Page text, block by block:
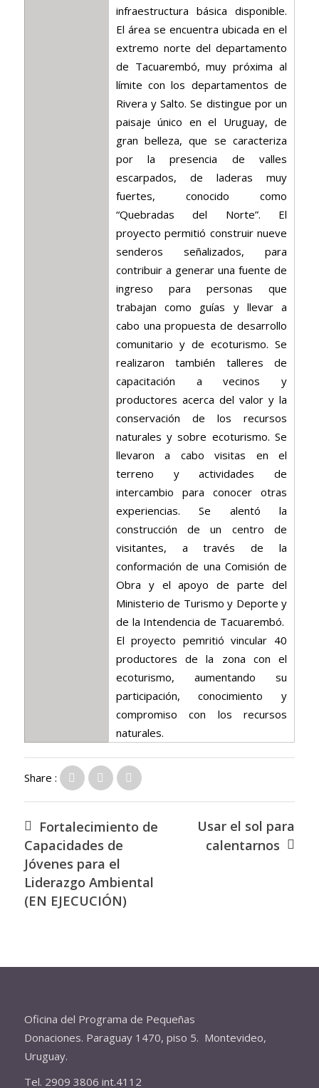
infraestructura básica disponible.
El área se encuentra ubicada en el
extremo norte del departamento
de Tacuarembó, muy próxima al
límite con los departamentos de
Rivera y Salto. Se distingue por un
paisaje único en el Uruguay, de
gran belleza, que se caracteriza
por la presencia de valles
escarpados, de laderas muy
fuertes, conocido como
“Quebradas del Norte”. El
proyecto permitió construir nueve
senderos señalizados, para
contribuir a generar una fuente de
ingreso para personas que
trabajan como guías y llevar a
cabo una propuesta de desarrollo
comunitario y de ecoturismo. Se
realizaron también talleres de
capacitación a vecinos y
productores acerca del valor y la
conservación de los recursos
naturales y sobre ecoturismo. Se
llevaron a cabo visitas en el
terreno y actividades de
intercambio para conocer otras
experiencias. Se alentó la
construcción de un centro de
visitantes, a través de la
conformación de una Comisión de
Obra y el apoyo de parte del
Ministerio de Turismo y Deporte y
de la Intendencia de Tacuarembó.
El proyecto pemritió vincular 40
productores de la zona con el
ecoturismo, aumentando su
participación, conocimiento y
compromiso con los recursos
naturales.
Share :
Fortalecimiento de
Capacidades de
Jóvenes para el
Liderazgo Ambiental
(EN EJECUCIÓN)
Usar el sol para
calentarnos
Oficina del Programa de Pequeñas
Donaciones. Paraguay 1470, piso 5. Montevideo,
Uruguay.
Tel. 2909 3806 int.4112